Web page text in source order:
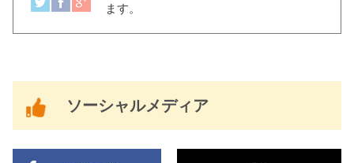
ます。
ソーシャルメディア